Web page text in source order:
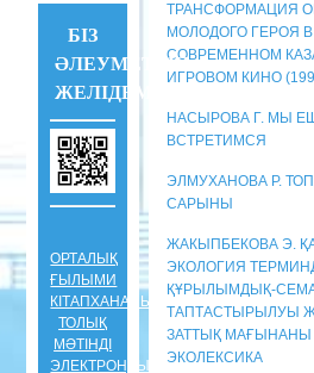
ТРАНСФОРМАЦИЯ
МОЛОДОГО ГЕРОЯ В
СОВРЕМЕННОМ
ИГРОВОМ КИНО
НАСЫРОВА Г. МЫ
ВСТРЕТИМСЯ
ЭЛМУХАНОВА Р.
САРЫНЫ
ЖАКЫПБЕКОВА Э.
ЭКОЛОГИЯ
ҚҰРЫЛЫМДЫҚ-
ТАПТАСТЫРЫЛУЫ
ЗАТТЫҚ МАҒЫНАНЫ
ЭКОЛЕКСИКА
БІЗ
ӘЛЕУМЕТТІК
ЖЕЛІДЕМІЗ !!!
ОРТАЛЫҚ
ҒЫЛЫМИ
КІТАПХАНАНЫҢ
ТОЛЫҚ
МӘТІНДІ
ЭЛЕКТРОНДЫҚ